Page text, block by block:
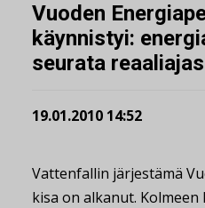
Vuoden
käynnistyi:
seurata
19.01.2010 14:52
Vattenfallin järjestämä
kisa on alkanut.